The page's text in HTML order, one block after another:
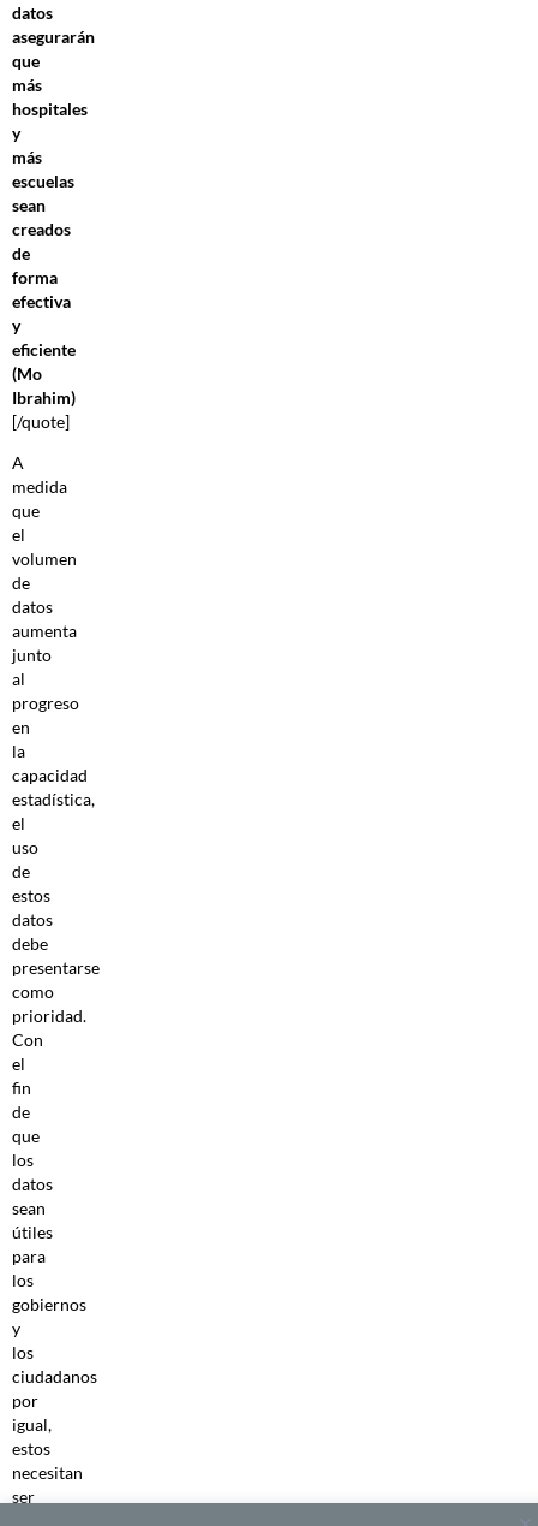
datos
asegurarán
que
más
hospitales
y
más
escuelas
sean
creados
de
forma
efectiva
y
eficiente
(Mo
Ibrahim)
[/quote]
A
medida
que
el
volumen
de
datos
aumenta
junto
al
progreso
en
la
capacidad
estadística,
el
uso
de
estos
datos
debe
presentarse
como
prioridad.
Con
el
fin
de
que
los
datos
sean
útiles
para
los
gobiernos
y
los
ciudadanos
por
igual,
estos
necesitan
ser